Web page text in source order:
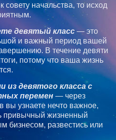
начальства, то исход
девятый класс — это
и важный период вашей
В течение девяти
потому что ваша жизнь
из девятого класса с
перемен — через
вы узнаете нечто важное,
привычный жизненный
бизнесом, развестись или